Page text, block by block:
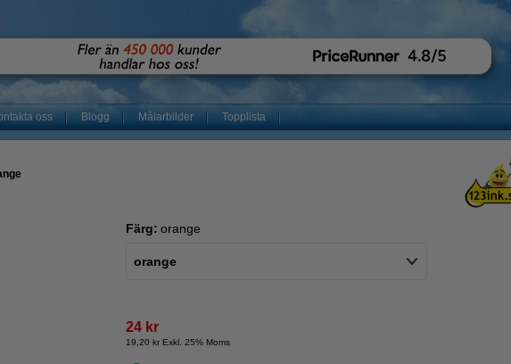
oss Blogg Målarbilder Topplista
Färg: orange
orange
24 kr
19,20 kr Exkl. 25% Moms